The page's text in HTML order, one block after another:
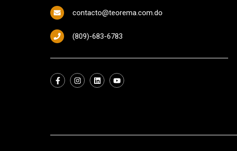
contacto@teorema.com.do
(809)-683-6783